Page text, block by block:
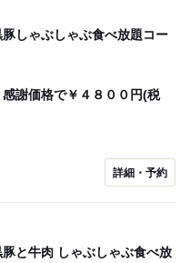
豚しゃぶしゃぶ食べ放題コー
）
￥４８００円(税
詳細・予約
豚と牛肉 しゃぶしゃぶ食べ放